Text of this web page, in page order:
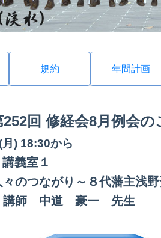
規約 年間計画
252回修経会8月例会の
) 18:30から
義室１
のつながり～８代藩主浅野
講師 中道 豪一 先生